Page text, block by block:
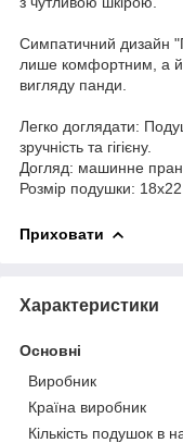
Симпатичний дизайн
лише комфортним, а й
вигляду панди.
Легко доглядати:
зручність та гігієну.
Догляд: машинне
Розмір подушки: 18х22
Приховати
Характеристики
Основні
Виробник
Країна виробник
Кількість подушок в